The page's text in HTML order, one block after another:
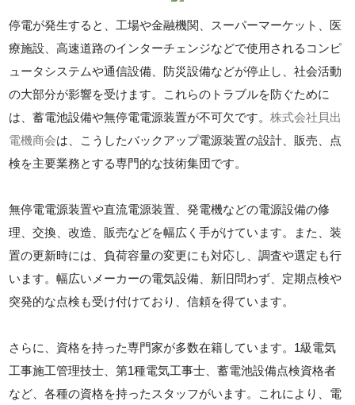
停電が発生すると、工場や金融機関、スーパーマーケット、医
療施設、高速道路のインターチェンジなどで使用されるコンピ
ュータシステムや通信設備、防災設備などが停止し、社会活動
の大部分が影響を受けます。これらのトラブルを防ぐために
は、蓄電池設備や無停電電源装置が不可欠です。株式会社貝出
電機商会は、こうしたバックアップ電源装置の設計、販売、点
検を主要業務とする専門的な技術集団です。
無停電電源装置や直流電源装置、発電機などの電源設備の修
理、交換、改造、販売などを幅広く手がけています。また、装
置の更新時には、負荷容量の変更にも対応し、調査や選定も行
います。幅広いメーカーの電気設備、新旧問わず、定期点検や
突発的な点検も受け付けており、信頼を得ています。
さらに、資格を持った専門家が多数在籍しています。1級電気
工事施工管理技士、第1種電気工事士、蓄電池設備点検資格者
など、各種の資格を持ったスタッフがいます。これにより、電